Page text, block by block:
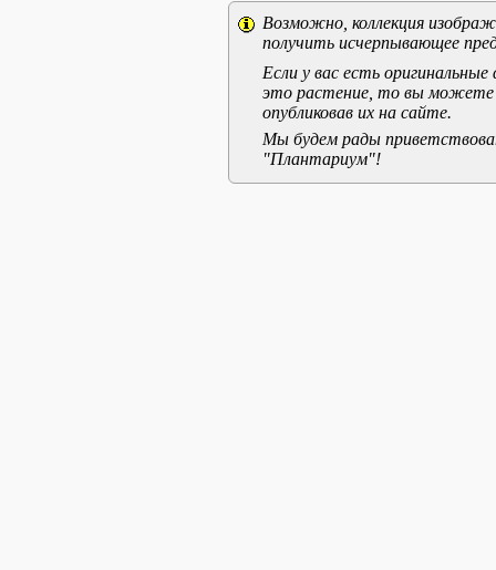
Возможно, коллекция
получить исчерпывающее
Если у вас есть
это растение, то вы можете
опубликовав их на сайте.
Мы будем рады
"Плантариум"!